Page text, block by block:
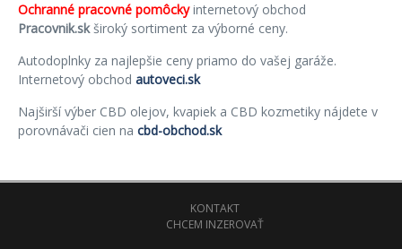
Ochranné pracovné pomôckyinternetový obchod
Pracovnik.skširoký sortiment za výborné ceny.
Autodoplnky za najlepšie ceny priamo do vašej garáže.
Internetový obchod autoveci.sk
Najširší výber CBD olejov, kvapiek a CBD kozmetiky nájdete v
porovnávači cien na cbd-obchod.sk
KONTAKT
CHCEM INZEROVAŤ